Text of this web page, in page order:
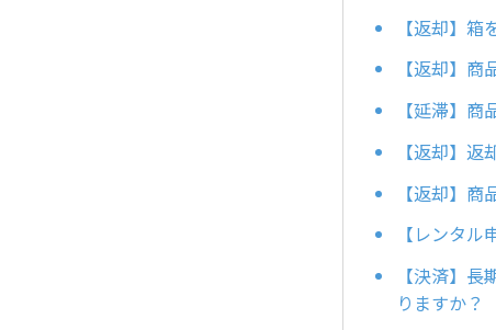
【返却】
【返却】
【延滞】
【返却】
【返却】
【レンタ
【決済】
りますか？